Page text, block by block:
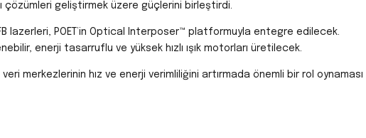
çözümleri geliştirmek üzere güçlerini birleştirdi.
lazerleri, POET’in Optical Interposer™ platformuyla entegre edilecek.
enerji tasarruflu ve yüksek hızlı ışık motorları üretilecek.
merkezlerinin hız ve enerji verimliliğini artırmada önemli bir rol oynaması